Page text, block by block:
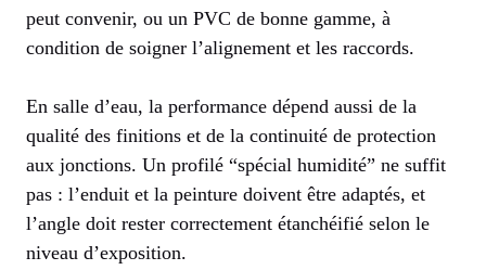
peut convenir, ou un PVC de bonne gamme, à
condition de soigner l’alignement et les raccords.
En salle d’eau, la performance dépend aussi de la
qualité des finitions et de la continuité de protection
aux jonctions. Un profilé “spécial humidité” ne suffit
pas : l’enduit et la peinture doivent être adaptés, et
l’angle doit rester correctement étanchéifié selon le
niveau d’exposition.